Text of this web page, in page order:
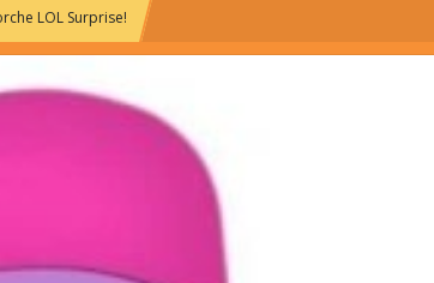
LOL Surprise!